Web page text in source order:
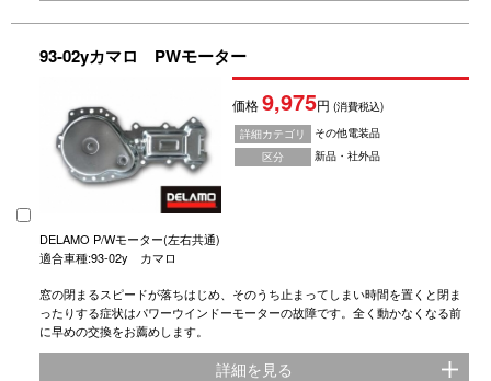
93-02yカマロ PWモーター
価格9,975円(消費税込)
詳細カテゴリ
その他電装品
区分
新品・社外品
DELAMO P/Wモーター(左右共通)
適合車種:93-02y カマロ
窓の閉まるスピードが落ちはじめ、そのうち止まってしまい時間を置くと閉ま
ったりする症状はパワーウインドーモーターの故障です。全く動かなくなる前
に早めの交換をお薦めします。
詳細を見る